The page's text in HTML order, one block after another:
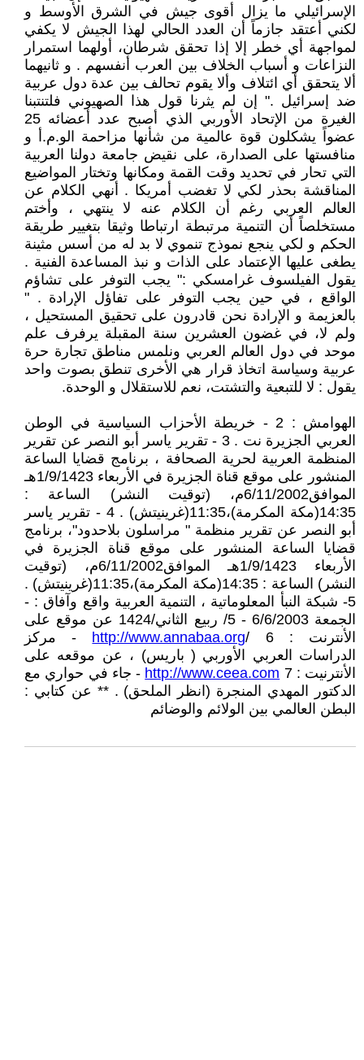
الإسرائيلي ما يزال أقوى جيش في الشرق الأوسط و
لكني أعتقد جازماً أن العدد الحالي لهذا الجيش لا يكفي
لمواجهة أي خطر إلا إذا تحقق شرطان، أولهما استمرار
النزاعات و أسباب الخلاف بين العرب أنفسهم . و ثانيهما
ألا يتحقق أي ائتلاف وألا يقوم تحالف بين عدة دول عربية
ضد إسرائيل ." إن لم يثرنا قول هذا الصهيوني فلتنتبنا
الغيرة من الإتحاد الأوربي الذي أصبح عدد أعضائه 25
عضواً يشكلون قوة عالمية من شأنها مزاحمة الو.م.أ و
منافستها على الصدارة، على نقيض جامعة دولنا العربية
التي تحار في تحديد وقت القمة ومكانها وتختار المواضيع
المناقشة بحذر لكي لا تغضب أمريكا . أنهي الكلام عن
العالم العربي رغم أن الكلام عنه لا ينتهي ، وأختم
مستخلصاً أن التنمية مرتبطة ارتباطا وثيقا بتغيير طريقة
الحكم و لكي ينجع نموذج تنموي لا بد له من أسس مثينة
يطغى عليها الإعتماد على الذات و نبذ المساعدة الفنية .
يقول الفيلسوف غرامسكي :" يجب التوفر على تشاؤم
الواقع ، في حين يجب التوفر على تفاؤل الإرادة . "
بالعزيمة و الإرادة نحن قادرون على تحقيق المستحيل ،
ولم لا، في غضون العشرين سنة المقبلة يرفرف علم
موحد في دول العالم العربي ونلمس مناطق تجارة حرة
عربية وسياسة اتخاذ قرار هي الأخرى تنطق بصوت واحد
يقول : لا للتبعية والتشتت، نعم للاستقلال و الوحدة.
الهوامش : 2 - خريطة الأحزاب السياسية في الوطن
العربي الجزيرة نت . 3 - تقرير ياسر أبو النصر عن تقرير
المنظمة العربية لحرية الصحافة ، برنامج قضايا الساعة
المنشور على موقع قناة الجزيرة في الأربعاء 1/9/1423هـ
الموافق6/11/2002م، (توقيت النشر) الساعة :
14:35(مكة المكرمة)،11:35(غرينيتش) . 4 - تقرير ياسر
أبو النصر عن تقرير منظمة " مراسلون بلاحدود"، برنامج
قضايا الساعة المنشور على موقع قناة الجزيرة في
الأربعاء 1/9/1423هـ الموافق6/11/2002م، (توقيت
النشر) الساعة : 14:35(مكة المكرمة)،11:35(غرينيتش) .
5- شبكة النبأ المعلوماتية ، التنمية العربية واقع وآفاق : -
الجمعة 6/6/2003 - 5/ ربيع الثاني/1424 عن موقع على
الأنترنت :
http://www.annabaa.org / 6 - مركز
الدراسات العربي الأوربي ( باريس) ، عن موقعه على
الأنترنيت :
http://www.ceea.com 7 - جاء في حواري مع
الدكتور المهدي المنجرة (انظر الملحق) . ** عن كتابي :
البطن العالمي بين الولائم والوضائم